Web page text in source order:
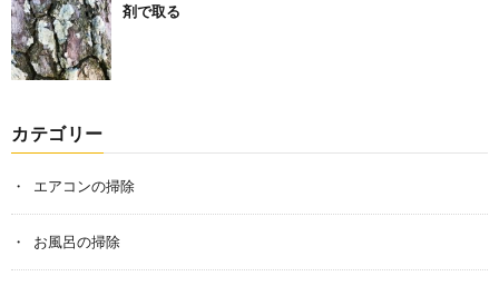
剤で取る
カテゴリー
エアコンの掃除
お風呂の掃除